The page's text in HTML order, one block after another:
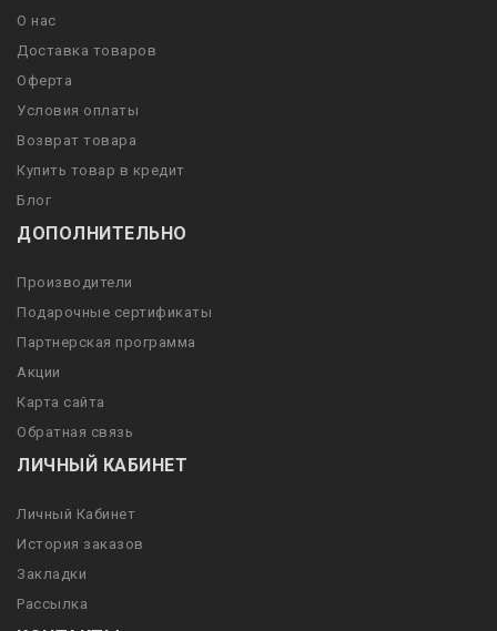
О нас
Доставка товаров
Оферта
Условия оплаты
Возврат товара
Купить товар в кредит
Блог
ДОПОЛНИТЕЛЬНО
Производители
Подарочные сертификаты
Партнерская программа
Акции
Карта сайта
Обратная связь
ЛИЧНЫЙ КАБИНЕТ
Личный Кабинет
История заказов
Закладки
Рассылка